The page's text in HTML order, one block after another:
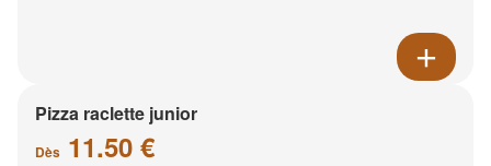
Pizza raclette junior
Dès 11.50 €